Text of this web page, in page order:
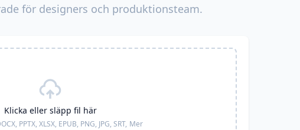
för designers och produktionsteam.
Klicka eller släpp fil här
PPTX, XLSX, EPUB, PNG, JPG, SRT, Mer